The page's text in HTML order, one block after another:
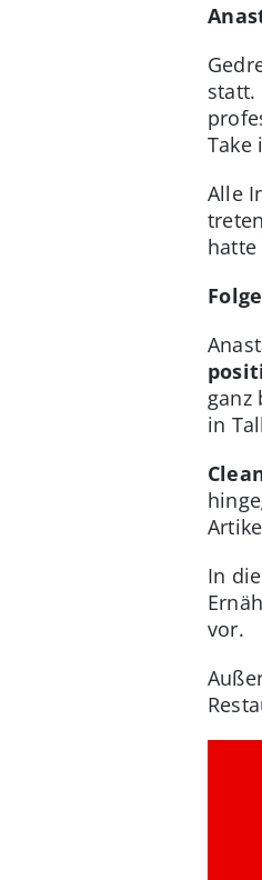
statt.
Take
Alle
hatte
ganz
in
In
vor.